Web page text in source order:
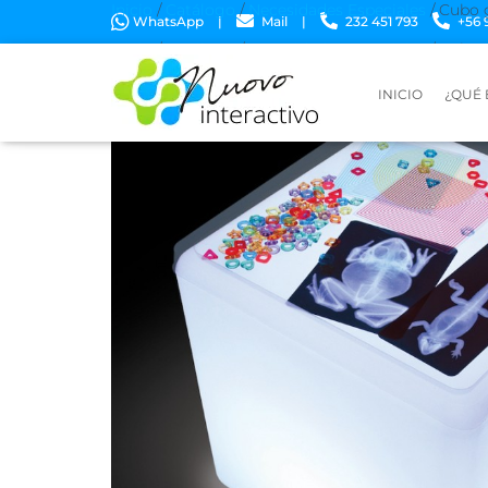
WhatsApp | Mail | 232 451 793 +56
INICIO ¿QUÉ
Inicio / /Necesidades Especiales
/ Cubo
Inicio/Catálogo/Necesidades Especiales/ Cubo